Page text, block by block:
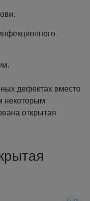
дефектах вместо
некоторым
открытая